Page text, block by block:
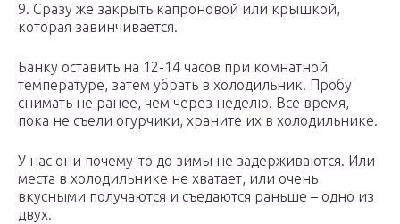
9. Сразу же закрыть капроновой или крышкой,
которая завинчивается.
Банку оставить на 12-14 часов при комнатной
температуре, затем убрать в холодильник. Пробу
снимать не ранее, чем через неделю. Все время,
пока не съели огурчики, храните их в холодильнике.
У нас они почему-то до зимы не задерживаются. Или
места в холодильнике не хватает, или очень
вкусными получаются и съедаются раньше – одно из
двух.